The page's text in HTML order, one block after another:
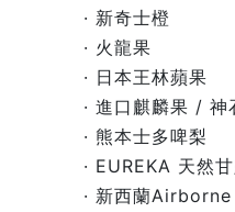
· 新奇士橙
· 火龍果
· 日本王林蘋果
· 進口麒麟果 / 神
· 熊本士多啤梨
· EUREKA 天然
· 新西蘭